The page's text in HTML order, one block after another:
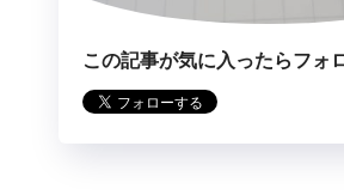
この記事が気に入ったらフォ